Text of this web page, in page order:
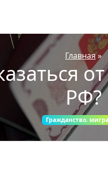
Главная»
РФ?
Гражданство.